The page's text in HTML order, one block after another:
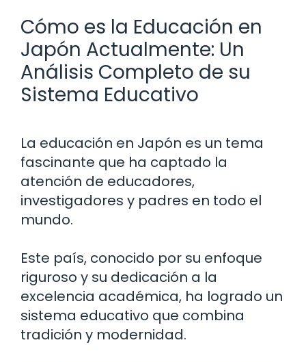
Cómo es la Educación en
Japón Actualmente: Un
Análisis Completo de su
Sistema Educativo
La educación en Japón es un tema
fascinante que ha captado la
atención de educadores,
investigadores y padres en todo el
mundo.
Este país, conocido por su enfoque
riguroso y su dedicación a la
excelencia académica, ha logrado un
sistema educativo que combina
tradición y modernidad.